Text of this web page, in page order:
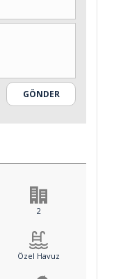
2
Özel Havuz